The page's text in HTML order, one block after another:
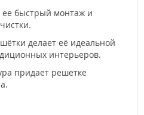
ее быстрый монтаж и
делает её идеальной
интерьеров.
придает решётке